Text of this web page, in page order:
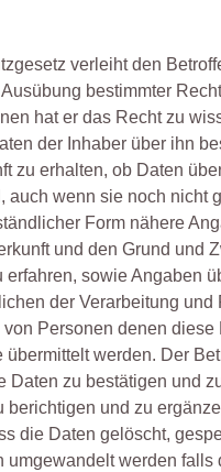
verleiht den
bestimmter
hat er das Recht zu
der Inhaber über ihn
zu erhalten, ob Daten
auch wenn sie noch nicht
Form nähere
und den Grund und
erfahren, sowie Angaben
der Verarbeitung und
Personen denen diese
übermittelt werden. Der
Daten zu bestätigen und
berichtigen und zu
die Daten gelöscht,
umgewandelt werden falls